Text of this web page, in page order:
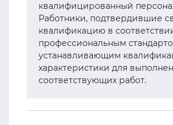
квалифицированный
Работники, подтвердившие
квалификацию в
профессиональным
устанавливающим
характеристики для
соответствующих работ.